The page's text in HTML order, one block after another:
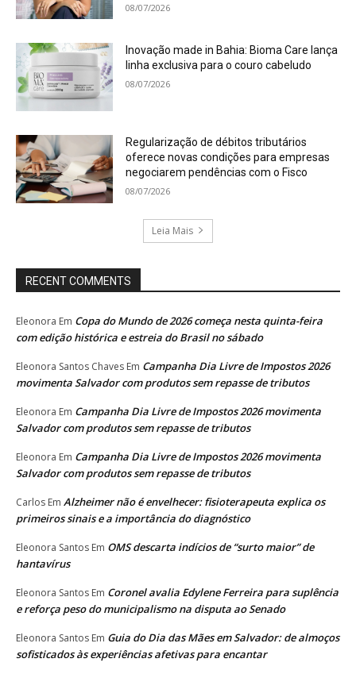
08/07/2026
Inovação made in Bahia: Bioma Care lança
linha exclusiva para o couro cabeludo
08/07/2026
Regularização de débitos tributários
oferece novas condições para empresas
negociarem pendências com o Fisco
08/07/2026
Leia Mais
RECENT COMMENTS
Eleonora Em Copa do Mundo de 2026 começa nesta quinta-feira
com edição histórica e estreia do Brasil no sábado
Eleonora Santos Chaves Em Campanha Dia Livre de Impostos 2026
movimenta Salvador com produtos sem repasse de tributos
Eleonora Em Campanha Dia Livre de Impostos 2026 movimenta
Salvador com produtos sem repasse de tributos
Eleonora Em Campanha Dia Livre de Impostos 2026 movimenta
Salvador com produtos sem repasse de tributos
Carlos Em Alzheimer não é envelhecer: fisioterapeuta explica os
primeiros sinais e a importância do diagnóstico
Eleonora Santos Em OMS descarta indícios de “surto maior” de
hantavírus
Eleonora Santos Em Coronel avalia Edylene Ferreira para suplência
e reforça peso do municipalismo na disputa ao Senado
Eleonora Santos Em Guia do Dia das Mães em Salvador: de almoços
sofisticados às experiências afetivas para encantar